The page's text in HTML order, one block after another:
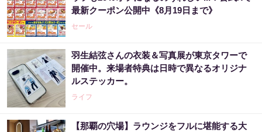
最新クーポン公開中《8月19日まで》
セール
羽生結弦さんの衣装＆写真展が東京タワーで
開催中。来場者特典は日時で異なるオリジナ
ルステッカー。
ライフ
【那覇の穴場】ラウンジをフルに堪能する大